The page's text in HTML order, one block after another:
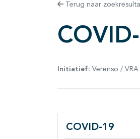
Terug naar
Initiatief: Verenso / VRA
COVID-19